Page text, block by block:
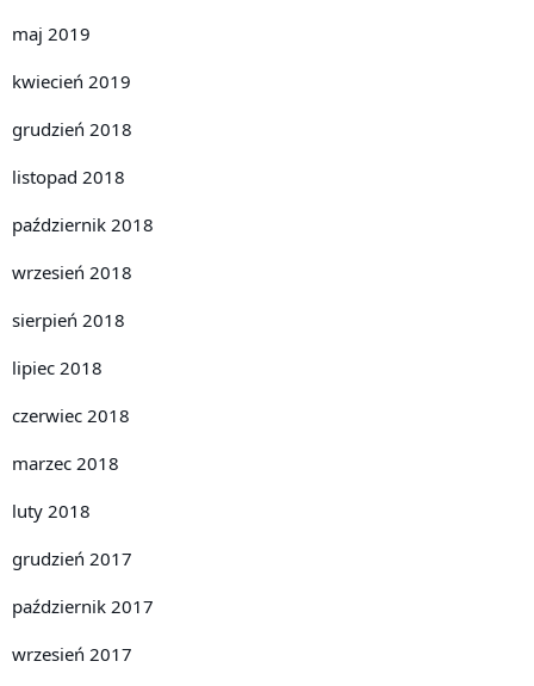
maj 2019
kwiecień 2019
grudzień 2018
listopad 2018
październik 2018
wrzesień 2018
sierpień 2018
lipiec 2018
czerwiec 2018
marzec 2018
luty 2018
grudzień 2017
październik 2017
wrzesień 2017